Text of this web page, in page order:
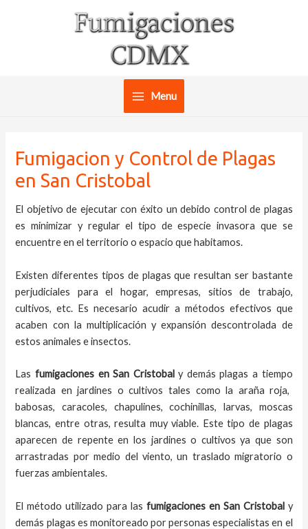
Main
Menu
Fumigacion y Control de Plagas
en San Cristobal
El objetivo de ejecutar con éxito un debido control de plagas
es minimizar y regular el tipo de especie invasora que se
encuentre en el territorio o espacio que habitamos.
Existen diferentes tipos de plagas que resultan ser bastante
perjudiciales para el hogar, empresas, sitios de trabajo,
cultivos, etc. Es necesario acudir a métodos efectivos que
acaben con la multiplicación y expansión descontrolada de
estos animales e insectos.
Las fumigaciones enSan Cristobaly demás plagas a tiempo
realizada en jardines o cultivos tales como la araña roja,
babosas, caracoles, chapulines, cochinillas, larvas, moscas
blancas, entre otras, resulta muy viable. Este tipo de plagas
aparecen de repente en los jardines o cultivos ya que son
arrastradas por medio del viento, un traslado migratorio o
fuerzas ambientales.
El método utilizado para las fumigaciones en San Cristobaly
demás plagas es monitoreado por personas especialistas en el